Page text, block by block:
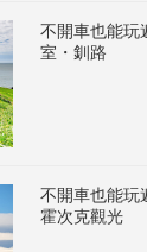
不開車也能玩
室・釧路
不開車也能玩
霍次克觀光